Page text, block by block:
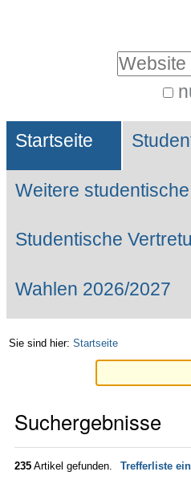
Website durchsuchen
Suche…
Sektionen
Startseite
Weitere
Studentische
Wahlen 2026/2027
Sie sind hier: Startseite
Suchergebnisse
235 Artikel gefunden.
Trefferliste